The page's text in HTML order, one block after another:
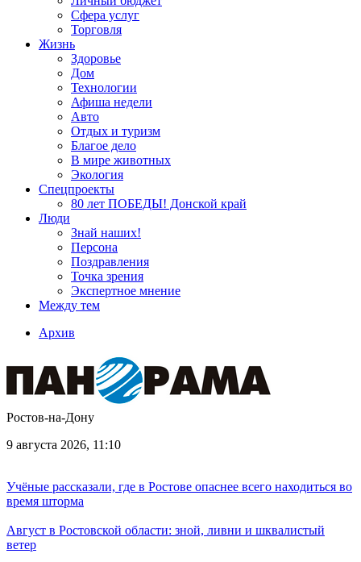
Сфера услуг
Торговля
Жизнь
Здоровье
Дом
Технологии
Афиша недели
Авто
Отдых и туризм
Благое дело
В мире животных
Экология
Спецпроекты
80 лет ПОБЕДЫ! Донской край
Люди
Знай наших!
Персона
Поздравления
Точка зрения
Экспертное мнение
Между тем
Архив
Ростов-на-Дону
9 августа 2026, 11:10
Учёные рассказали, где в Ростове опаснее всего находиться во
время шторма
Август в Ростовской области: зной, ливни и шквалистый
ветер